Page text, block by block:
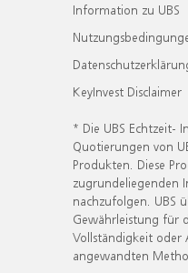
Information zu UBS
KeyInvest Disclaimer
* Die UBS Echtzeit-
Quotierungen von
Produkten. Diese
zugrundeliegenden
nachzufolgen. UBS
Gewährleistung für
Vollständigkeit oder
angewandten